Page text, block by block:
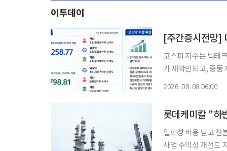
이투데이
코스피 지수는 빅테
가 재확인되고, 중동
2026-08-08 06:00
일회성 비용 딛고 전
사업 수익성 개선도 지속 노력할 것” 롯데케미칼이